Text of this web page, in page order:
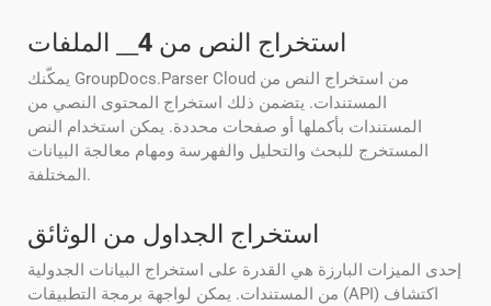
استخراج النص من 4 __ الملفات
يمكّنك GroupDocs.Parser Cloud من استخراج النص من
المستندات. يتضمن ذلك استخراج المحتوى النصي من
المستندات بأكملها أو صفحات محددة. يمكن استخدام النص
المستخرج للبحث والتحليل والفهرسة ومهام معالجة البيانات
المختلفة.
استخراج الجداول من الوثائق
إحدى الميزات البارزة هي القدرة على استخراج البيانات الجدولية
من المستندات. يمكن لواجهة برمجة التطبيقات (API) اكتشاف